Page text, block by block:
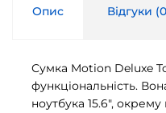
Опис Відгуки (0
Сумка Motion Deluxe
функціональність.
ноутбука 15.6",